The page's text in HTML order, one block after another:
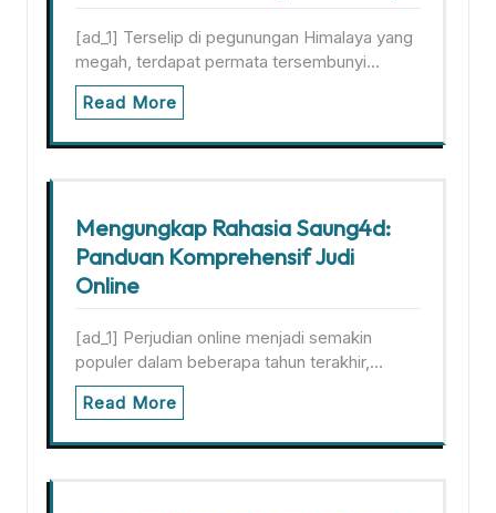
[ad_1] Terselip di pegunungan Himalaya yang
megah, terdapat permata tersembunyi…
Read More
Mengungkap Rahasia Saung4d:
Panduan Komprehensif Judi
Online
[ad_1] Perjudian online menjadi semakin
populer dalam beberapa tahun terakhir,…
Read More